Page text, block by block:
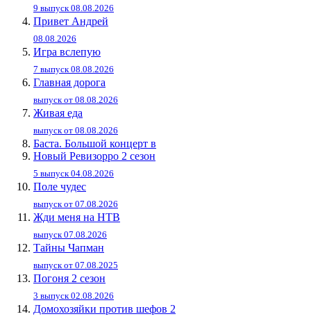
9 выпуск 08.08.2026
Привет Андpей
08.08.2026
Игра вслепую
7 выпуск 08.08.2026
Главная дорога
выпуск от 08.08.2026
Живaя eдa
выпуск от 08.08.2026
Баста. Большой концерт в
Новый Ревизорро 2 сезон
5 выпуск 04.08.2026
Поле чудес
выпуск от 07.08.2026
Жди меня на НТВ
выпуск 07.08.2026
Тайны Чапман
выпуск от 07.08.2025
Погоня 2 сезон
3 выпуск 02.08.2026
Домохозяйки против шефов 2